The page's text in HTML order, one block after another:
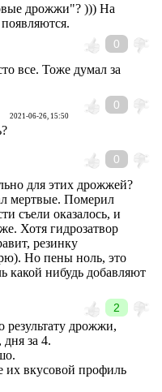
дрожжи"? ))) На
0
все. Тоже думал за
0
2021-06-26, 15:50
0
для этих дрожжей?
мертвые. Померил
съели оказалось, и
Хотя гидрозатвор
резинку
Но пены ноль, это
какой нибудь добавляют
2
результату дрожжи,
за 4.
вкусовой профиль